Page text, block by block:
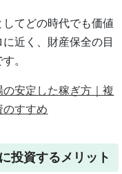
てどの時代でも価値
近く、財産保全の目
。
安定した稼ぎ方｜複
のすすめ
投資するメリット